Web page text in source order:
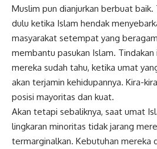
Muslim pun dianjurkan berbuat
dulu ketika Islam hendak
masyarakat setempat yang
membantu pasukan Islam.
mereka sudah tahu, ketika umat
akan terjamin kehidupannya. Kira-
posisi mayoritas dan kuat.
Akan tetapi sebaliknya, saat umat
lingkaran minoritas tidak jarang
termarginalkan. Kebutuhan mereka